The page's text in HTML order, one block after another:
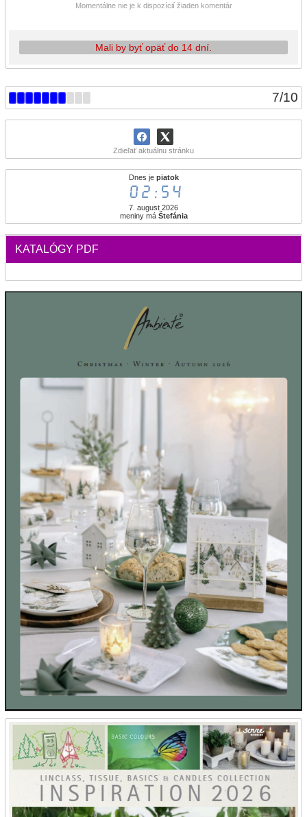
7/10
Zdieľať aktuálnu stránku
Dnes je piatok
02:54
7. august 2026
meniny má Štefánia
KATALÓGY PDF
Momentálne nie je k dispozícií žiaden komentár
Mali by byť opäť do 14 dní.